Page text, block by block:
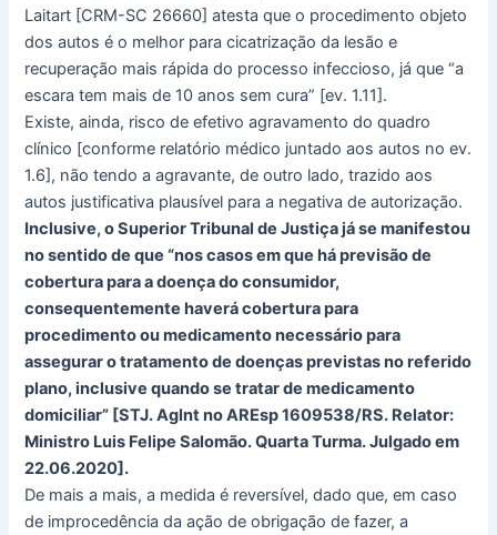
Laitart [CRM-SC 26660] atesta que o procedimento objeto
dos autos é o melhor para cicatrização da lesão e
recuperação mais rápida do processo infeccioso, já que “a
escara tem mais de 10 anos sem cura” [ev. 1.11].
Existe, ainda, risco de efetivo agravamento do quadro
clínico [conforme relatório médico juntado aos autos no ev.
1.6], não tendo a agravante, de outro lado, trazido aos
autos justificativa plausível para a negativa de autorização.
Inclusive, o Superior Tribunal de Justiça já se manifestou
no sentido de que “nos casos em que há previsão de
cobertura para a doença do consumidor,
consequentemente haverá cobertura para
procedimento ou medicamento necessário para
assegurar o tratamento de doenças previstas no referido
plano, inclusive quando se tratar de medicamento
domiciliar” [STJ. AgInt no AREsp 1609538/RS. Relator:
Ministro Luis Felipe Salomão. Quarta Turma. Julgado em
22.06.2020].
De mais a mais, a medida é reversível, dado que, em caso
de improcedência da ação de obrigação de fazer, a